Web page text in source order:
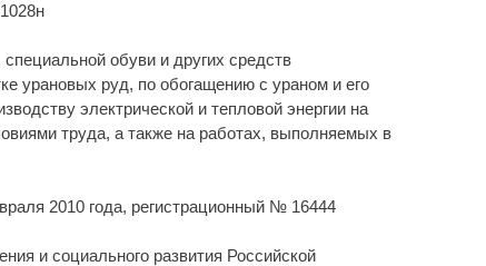
обуви и других средств
урановых руд, по обогащению с ураном и его
электрической и тепловой энергии на
труда, а также на работах, выполняемых в
2010 года, регистрационный № 16444
и социального развития Российской